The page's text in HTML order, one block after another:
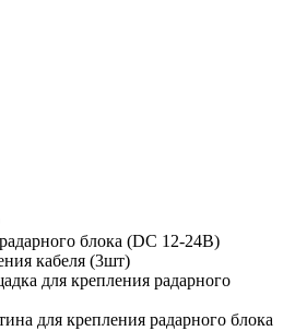
блока (DC 12-24В)
кабеля (3шт)
для крепления радарного
для крепления радарного блока